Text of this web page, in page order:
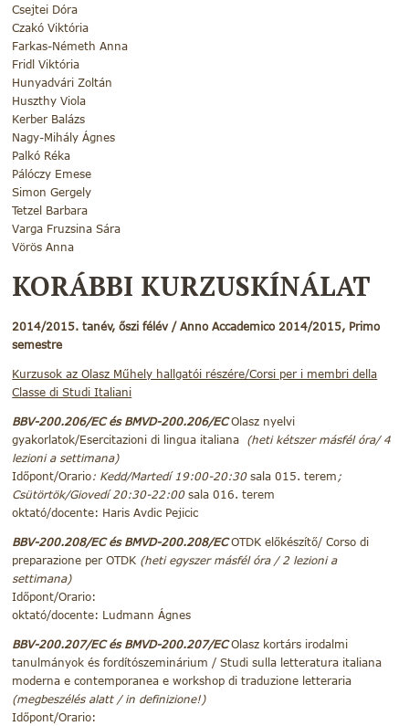
Csejtei Dóra
Czakó Viktória
Farkas-Németh Anna
Fridl Viktória
Hunyadvári Zoltán
Huszthy Viola
Kerber Balázs
Nagy-Mihály Ágnes
Palkó Réka
Pálóczy Emese
Simon Gergely
Tetzel Barbara
Varga Fruzsina Sára
Vörös Anna
KORÁBBI KURZUSKÍNÁLAT
2014/2015. tanév, őszi félév / Anno Accademico 2014/2015, Primo
semestre
Kurzusok az Olasz Műhely hallgatói részére/Corsi per i membri della
Classe di Studi Italiani
BBV-200.206/EC és BMVD-200.206/ECOlasz nyelvi
gyakorlatok/Esercitazioni di lingua italiana (heti kétszer másfél óra/ 4
lezioni a settimana)
Időpont/Orario: Kedd/Martedí 19:00-20:30sala 015. terem;
Csütörtök/Giovedí 20:30-22:00sala 016. terem
oktató/docente: Haris Avdic Pejicic
BBV-200.208/EC és BMVD-200.208/ECOTDK előkészítő/ Corso di
preparazione per OTDK (heti egyszer másfél óra / 2 lezioni a
settimana)
Időpont/Orario:
oktató/docente: Ludmann Ágnes
BBV-200.207/EC és BMVD-200.207/ECOlasz kortárs irodalmi
tanulmányok és fordítószeminárium / Studi sulla letteratura italiana
moderna e contemporanea e workshop di traduzione letteraria
(megbeszélés alatt / in definizione!)
Időpont/Orario: